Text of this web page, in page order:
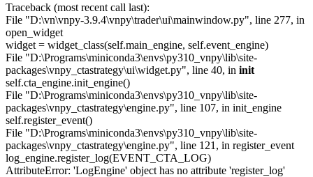
Traceback (most recent call last):
File "D:\vn\vnpy-3.9.4\vnpy\trader\ui\mainwindow.py", line 277, in
open_widget
widget = widget_class(self.main_engine, self.event_engine)
File "D:\Programs\miniconda3\envs\py310_vnpy\lib\site-
packages\vnpy_ctastrategy\ui\widget.py", line 40, in init
self.cta_engine.init_engine()
File "D:\Programs\miniconda3\envs\py310_vnpy\lib\site-
packages\vnpy_ctastrategy\engine.py", line 107, in init_engine
self.register_event()
File "D:\Programs\miniconda3\envs\py310_vnpy\lib\site-
packages\vnpy_ctastrategy\engine.py", line 121, in register_event
log_engine.register_log(EVENT_CTA_LOG)
AttributeError: 'LogEngine' object has no attribute 'register_log'